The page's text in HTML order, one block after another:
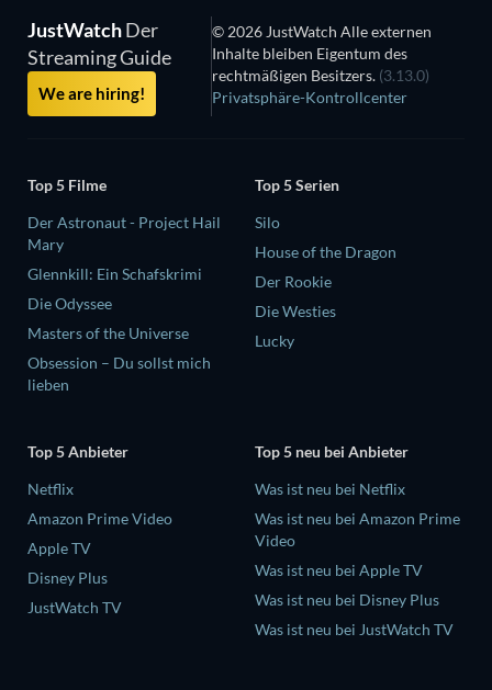
JustWatchDer
Streaming Guide
We are hiring!
© 2026 JustWatch Alle externen
Inhalte bleiben Eigentum des
rechtmäßigen Besitzers. (3.13.0)
Privatsphäre-Kontrollcenter
Top 5 Filme
Der Astronaut - Project Hail
Mary
Glennkill: Ein Schafskrimi
Die Odyssee
Masters of the Universe
Obsession – Du sollst mich
lieben
Top 5 Serien
Silo
House of the Dragon
Der Rookie
Die Westies
Lucky
Top 5 Anbieter
Netflix
Amazon Prime Video
Apple TV
Disney Plus
JustWatch TV
Top 5 neu bei Anbieter
Was ist neu bei Netflix
Was ist neu bei Amazon Prime
Video
Was ist neu bei Apple TV
Was ist neu bei Disney Plus
Was ist neu bei JustWatch TV